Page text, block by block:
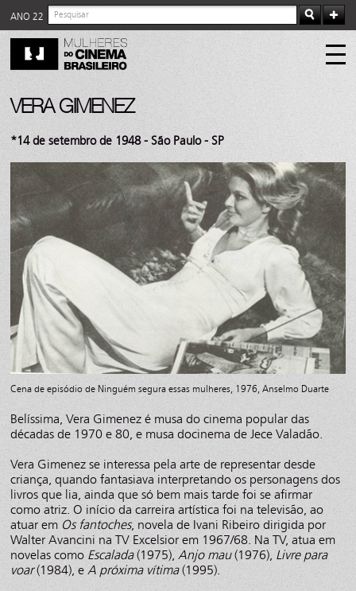
ANO 22
VERA GIMENEZ
*14 de setembro de 1948 - São Paulo - SP
Cena de episódio de Ninguém segura essas mulheres, 1976, Anselmo Duarte
Belíssima, Vera Gimenez é musa do cinema popular das
décadas de 1970 e 80, e musa docinema de Jece Valadão.
Vera Gimenez se interessa pela arte de representar desde
criança, quando fantasiava interpretando os personagens dos
livros que lia, ainda que só bem mais tarde foi se afirmar
como atriz. O início da carreira artística foi na televisão, ao
atuar em Os fantoches, novela de Ivani Ribeiro dirigida por
Walter Avancini na TV Excelsior em 1967/68. Na TV, atua em
novelas como Escalada(1975), Anjo mau(1976), Livre para
voar(1984), e A próxima vítima(1995).